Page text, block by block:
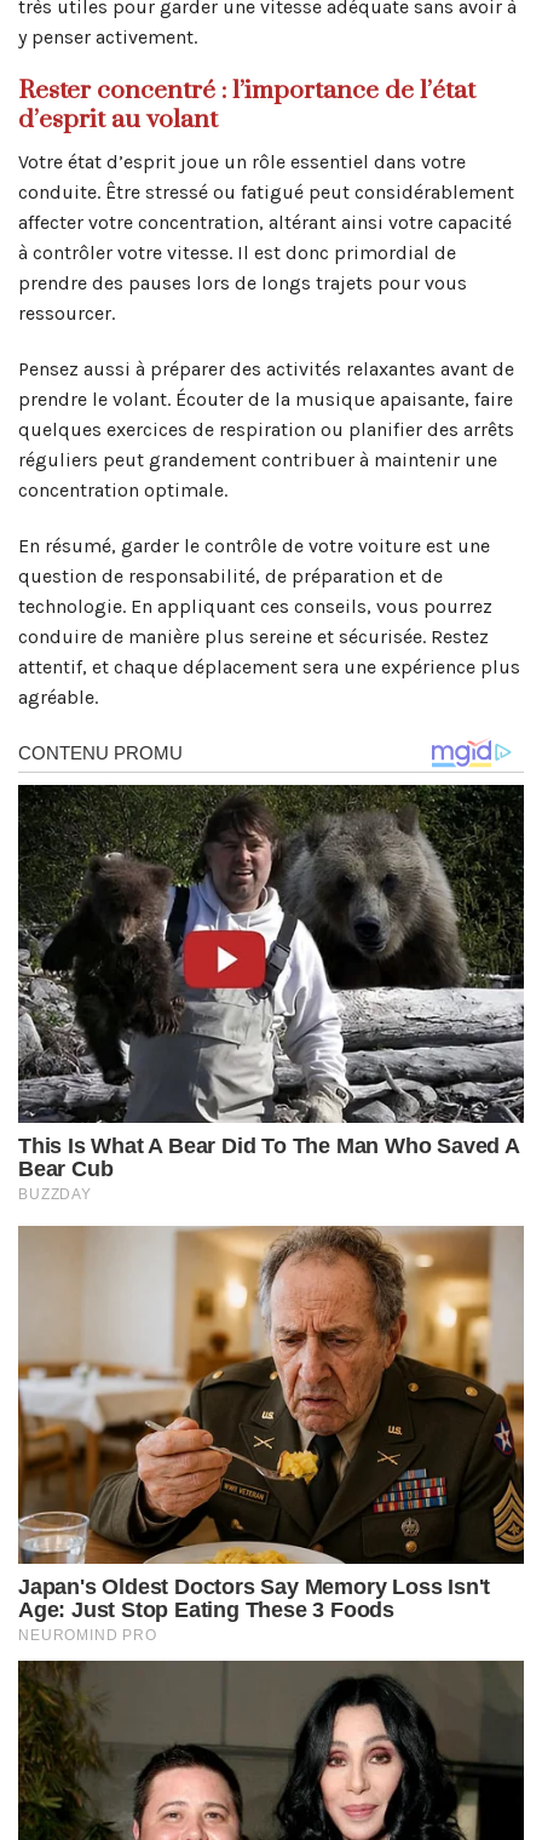
très utiles pour garder une vitesse adéquate sans avoir à
y penser activement.
Rester concentré : l’importance de l’état
d’esprit au volant
Votre état d’esprit joue un rôle essentiel dans votre
conduite. Être stressé ou fatigué peut considérablement
affecter votre concentration, altérant ainsi votre capacité
à contrôler votre vitesse. Il est donc primordial de
prendre des pauses lors de longs trajets pour vous
ressourcer.
Pensez aussi à préparer des activités relaxantes avant de
prendre le volant. Écouter de la musique apaisante, faire
quelques exercices de respiration ou planifier des arrêts
réguliers peut grandement contribuer à maintenir une
concentration optimale.
En résumé, garder le contrôle de votre voiture est une
question de responsabilité, de préparation et de
technologie. En appliquant ces conseils, vous pourrez
conduire de manière plus sereine et sécurisée. Restez
attentif, et chaque déplacement sera une expérience plus
agréable.